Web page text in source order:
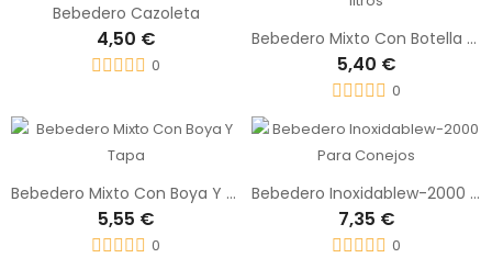
Bebedero Cazoleta
4,50 €
0
Bebedero Mixto Con Botella 2 litros
5,40 €
0
Bebedero Mixto Con Boya Y Tapa
5,55 €
0
Bebedero Inoxidablew-2000 Para Conejos
7,35 €
0